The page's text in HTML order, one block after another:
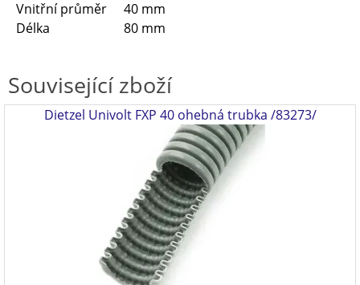
Vnitřní průměr
40 mm
Délka
80 mm
Související zboží
Dietzel Univolt FXP 40 ohebná trubka /83273/